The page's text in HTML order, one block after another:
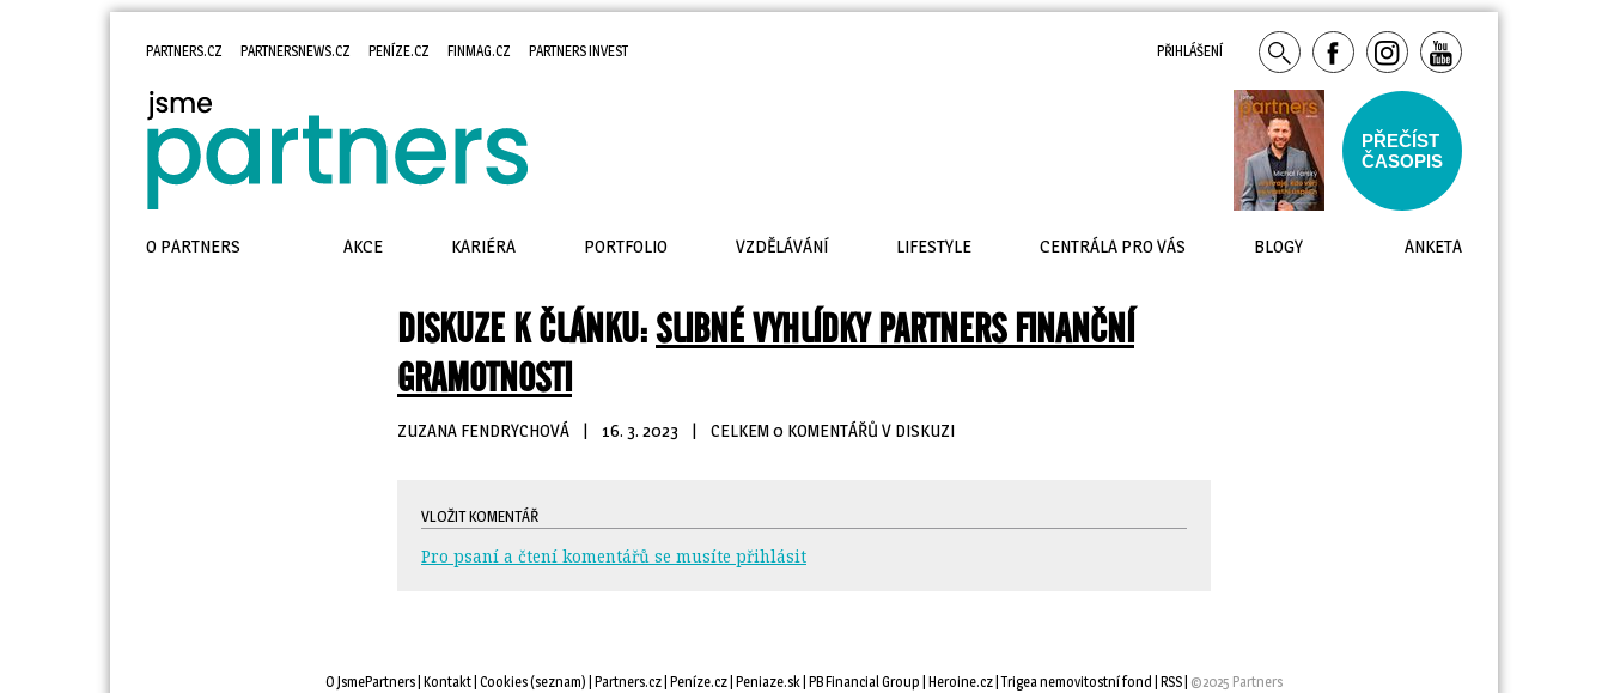
DISKUZE K ČLÁNKU:SLIBNÉ VYHLÍDKY PARTNERS FINANČNÍ
GRAMOTNOSTI
ZUZANA FENDRYCHOVÁ | 16. 3. 2023 | CELKEM 0 KOMENTÁŘŮ V DISKUZI
VLOŽIT KOMENTÁŘ
Pro psaní a čtení komentářů se musíte přihlásit
PARTNERS.CZ PARTNERSNEWS.CZ PENÍZE.CZ FINMAG.CZ PARTNERS INVEST PŘIHLÁŠENÍ
PŘEČÍST
ČASOPIS
O PARTNERS AKCE KARIÉRA PORTFOLIO VZDĚLÁVÁNÍ LIFESTYLE CENTRÁLA PRO VÁS BLOGY ANKETA
O JsmePartners Kontakt Cookies(seznam) | Partners.cz Peníze.cz Peniaze.sk PB Financial Group Heroine.cz | Trigea nemovitostní fond RSS ©2025 Partners